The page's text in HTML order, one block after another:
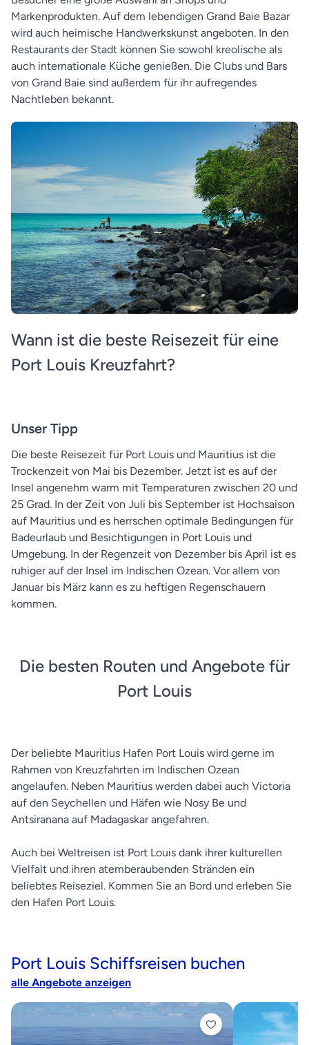
Markenprodukten. Auf dem lebendigen Grand Baie Bazar
wird auch heimische Handwerkskunst angeboten. In den
Restaurants der Stadt können Sie sowohl kreolische als
auch internationale Küche genießen. Die Clubs und Bars
von Grand Baie sind außerdem für ihr aufregendes
Nachtleben bekannt.
Wann ist die beste Reisezeit für eine
Port Louis Kreuzfahrt?
Unser Tipp
Die beste Reisezeit für Port Louis und Mauritius ist die
Trockenzeit von Mai bis Dezember. Jetzt ist es auf der
Insel angenehm warm mit Temperaturen zwischen 20 und
25 Grad. In der Zeit von Juli bis September ist Hochsaison
auf Mauritius und es herrschen optimale Bedingungen für
Badeurlaub und Besichtigungen in Port Louis und
Umgebung. In der Regenzeit von Dezember bis April ist es
ruhiger auf der Insel im Indischen Ozean. Vor allem von
Januar bis März kann es zu heftigen Regenschauern
kommen.
Die besten Routen und Angebote für
Port Louis
Der beliebte Mauritius Hafen Port Louis wird gerne im
Rahmen von Kreuzfahrten im Indischen Ozean
angelaufen. Neben Mauritius werden dabei auch Victoria
auf den Seychellen und Häfen wie Nosy Be und
Antsiranana auf Madagaskar angefahren.
Auch bei Weltreisen ist Port Louis dank ihrer kulturellen
Vielfalt und ihren atemberaubenden Stränden ein
beliebtes Reiseziel. Kommen Sie an Bord und erleben Sie
den Hafen Port Louis.
Port Louis Schiffsreisen buchen
alle Angebote anzeigen